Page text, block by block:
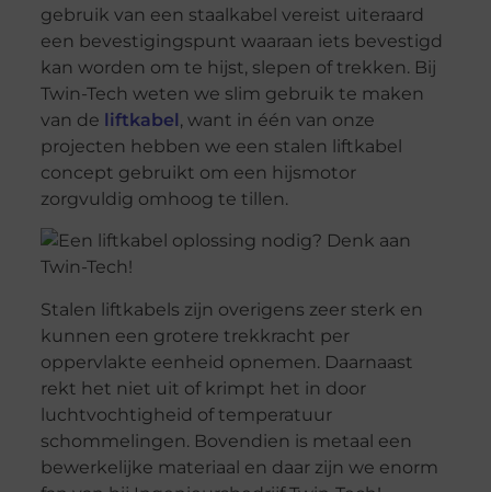
gebruik van een staalkabel vereist uiteraard
een bevestigingspunt waaraan iets bevestigd
kan worden om te hijst, slepen of trekken. Bij
Twin-Tech weten we slim gebruik te maken
van de liftkabel, want in één van onze
projecten hebben we een stalen liftkabel
concept gebruikt om een hijsmotor
zorgvuldig omhoog te tillen.
Stalen liftkabels zijn overigens zeer sterk en
kunnen een grotere trekkracht per
oppervlakte eenheid opnemen. Daarnaast
rekt het niet uit of krimpt het in door
luchtvochtigheid of temperatuur
schommelingen. Bovendien is metaal een
bewerkelijke materiaal en daar zijn we enorm